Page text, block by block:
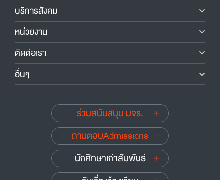
บริการสังคม
หน่วยงาน
ติดต่อเรา
อื่นๆ
ร่วมสนับสนุน มจธ.
ถามตอบAdmissions
นักศึกษาเก่าสัมพันธ์